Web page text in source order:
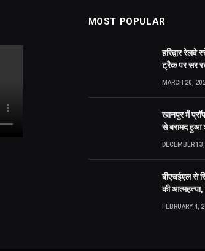
MOST POPULAR
हरिद्वार
ट्रैक पर सर
MARCH 20,
खानपुर में
से बरामद हुआ
DECEMBER
बीएचईएल से
की
FEBRUARY 4,